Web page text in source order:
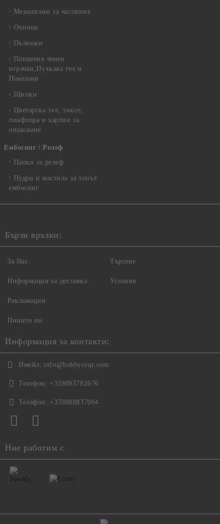
Механизми за часовник
Очички
Пълнежи
Плюшени мини
играчки,Пухкава тел и
Помпони
Щипки
Цветарска тел, тиксо,
пиафлора и хартии за
опаковане
Ембосинг / Релеф
Папки за релеф
Пудри и мастила за топъл
ембосинг
Бързи връзки:
За Нас
Информация за доставка
Рекламации
Пишете ни
Търсене
Условия
Информация за контакти:
Имейл: info@hobbysvqt.com
Телефон: +359893782676
Телефон: +359888837004
Ние работим с